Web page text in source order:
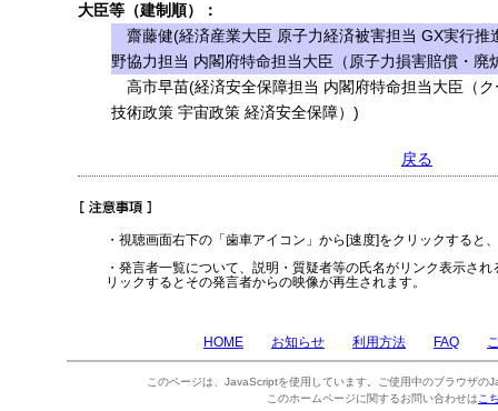
大臣等（建制順）：
齋藤健(経済産業大臣 原子力経済被害担当 GX実行推
野協力担当 内閣府特命担当大臣（原子力損害賠償・廃
高市早苗(経済安全保障担当 内閣府特命担当大臣（
技術政策 宇宙政策 経済安全保障）)
戻る
・視聴画面右下の「歯車アイコン」から[速度]をクリックすると
・発言者一覧について、説明・質疑者等の氏名がリンク表示さ
リックするとその発言者からの映像が再生されます。
HOME お知らせ 利用方法 FAQ
このページは、JavaScriptを使用しています。ご使用中のブラウザの
このホームページに関するお問い合わせは こ